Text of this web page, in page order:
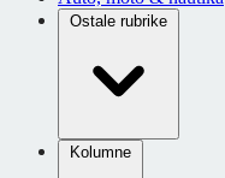
Ostale rubrike
Kolumne